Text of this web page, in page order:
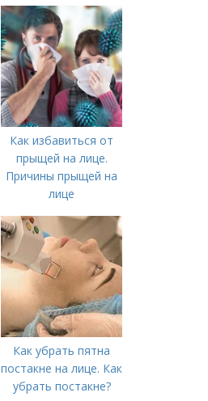
Как избавиться от
прыщей на лице.
Причины прыщей на
лице
Как убрать пятна
постакне на лице. Как
убрать постакне?